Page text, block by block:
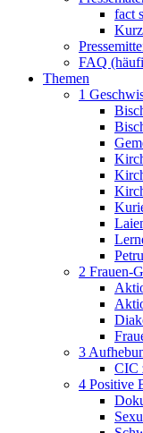
fact
FAQ
Themen
1
2 Frauen-
3
CIC
4 Positive